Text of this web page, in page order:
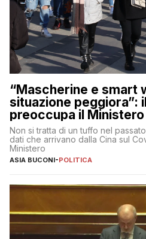
“Mascherine e smart
situazione peggiora”:
preoccupa il Ministero
Non si tratta di un tuffo nel
dati che arrivano dalla Cina sul
Ministero
ASIA BUCONI-POLITICA